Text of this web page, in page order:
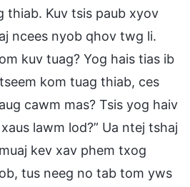
thiab. Kuv tsis paub xyov
ncees nyob qhov twg li.
kuv tuag? Yog hais tias ib
kom tuag thiab, ces
cawm mas? Tsis yog haiv
lawm lod?” Ua ntej tshaj
kev xav phem txog
tus neeg no tab tom yws